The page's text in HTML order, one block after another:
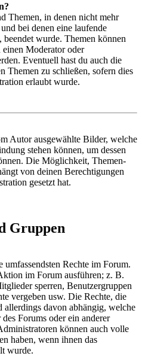
Themen, in denen nicht mehr
bei denen eine laufende
wurde. Themen können
Moderator oder
Eventuell hast du auch die
Themen zu schließen, sofern dies
erlaubt wurde.
Autor ausgewählte Bilder, welche
stehen können, um dessen
Die Möglichkeit, Themen-
von deinen Berechtigungen
gesetzt hat.
Gruppen
umfassendsten Rechte im Forum.
im Forum ausführen; z. B.
sperren, Benutzergruppen
vergeben usw. Die Rechte, die
allerdings davon abhängig, welche
Forums oder ein anderer
können auch volle
haben, wenn ihnen das
wurde.